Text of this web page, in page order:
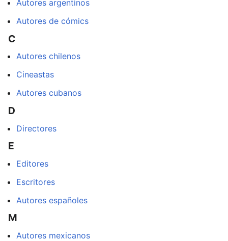
Autores argentinos
Autores de cómics
C
Autores chilenos
Cineastas
Autores cubanos
D
Directores
E
Editores
Escritores
Autores españoles
M
Autores mexicanos